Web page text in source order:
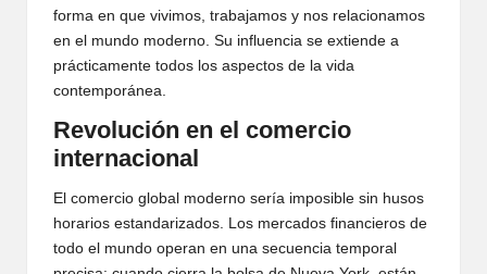
forma en que vivimos, trabajamos y nos relacionamos
en el mundo moderno. Su influencia se extiende a
prácticamente todos los aspectos de la vida
contemporánea.
Revolución en el comercio
internacional
El comercio global moderno sería imposible sin husos
horarios estandarizados. Los mercados financieros de
todo el mundo operan en una secuencia temporal